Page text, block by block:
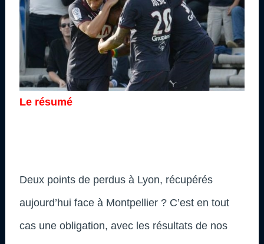
Le résumé
Deux points de perdus à Lyon, récupérés
aujourd’hui face à Montpellier ? C’est en tout
cas une obligation, avec les résultats de nos